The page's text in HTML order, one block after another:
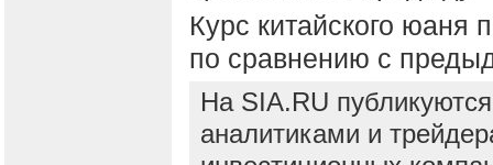
Курс китайского
по сравнению с
На SIA.RU
аналитиками и